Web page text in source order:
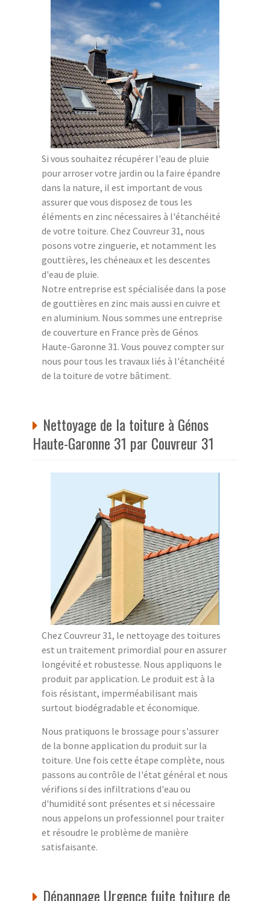
Si vous souhaitez récupérer l'eau de pluie
pour arroser votre jardin ou la faire épandre
dans la nature, il est important de vous
assurer que vous disposez de tous les
éléments en zinc nécessaires à l'étanchéité
de votre toiture. Chez Couvreur 31, nous
posons votre zinguerie, et notamment les
gouttières, les chéneaux et les descentes
d'eau de pluie.
Notre entreprise est spécialisée dans la pose
de gouttières en zinc mais aussi en cuivre et
en aluminium. Nous sommes une entreprise
de couverture en France près de Génos
Haute-Garonne 31. Vous pouvez compter sur
nous pour tous les travaux liés à l'étanchéité
de la toiture de votre bâtiment.
Nettoyage de la toiture à Génos
Haute-Garonne 31 par Couvreur 31
Chez Couvreur 31, le nettoyage des toitures
est un traitement primordial pour en assurer
longévité et robustesse. Nous appliquons le
produit par application. Le produit est à la
fois résistant, imperméabilisant mais
surtout biodégradable et économique.
Nous pratiquons le brossage pour s'assurer
de la bonne application du produit sur la
toiture. Une fois cette étape complète, nous
passons au contrôle de l'état général et nous
vérifions si des infiltrations d'eau ou
d'humidité sont présentes et si nécessaire
nous appelons un professionnel pour traiter
et résoudre le problème de manière
satisfaisante.
Dépannage Urgence fuite toiture de